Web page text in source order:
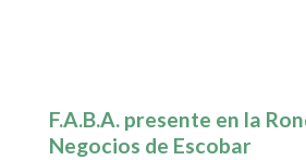
F.A.B.A. presente en la
Negocios de Escobar